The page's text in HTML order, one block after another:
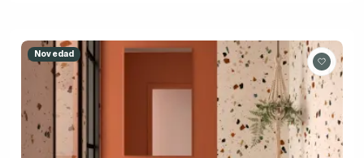
Novedad